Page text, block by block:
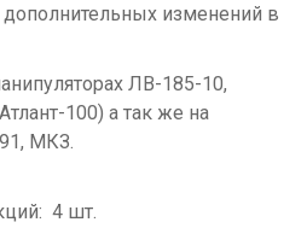
изменений в
ЛВ-185-10,
100) а так же на
МКЗ.
4 шт.